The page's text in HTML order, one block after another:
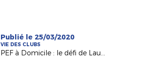
Publié le 25/03/2020
VIE DES CLUBS
PEF à Domicile : le défi de Laura (U6 à La Gaubretière) !